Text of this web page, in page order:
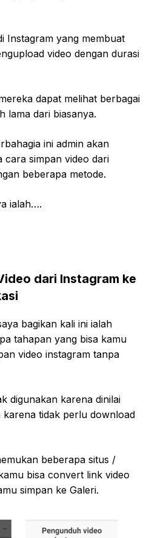
Instagram yang membuat
video dengan durasi
dapat melihat berbagai
lama dari biasanya.
ini admin akan
cara simpan video dari
beberapa metode.
ialah….
dari Instagram ke
bagikan kali ini ialah
tahapan yang bisa kamu
video instagram tanpa
digunakan karena dinilai
karena tidak perlu download
beberapa situs /
bisa convert link video
simpan ke Galeri.